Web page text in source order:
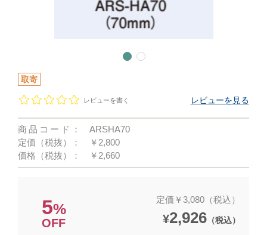
取寄
レビューを書く レビューを見る
商品コード：
ARSHA70
定価（税抜）：
￥2,800
価格（税抜）：
￥2,660
5%
OFF
定価￥3,080（税込）
¥2,926（税込）